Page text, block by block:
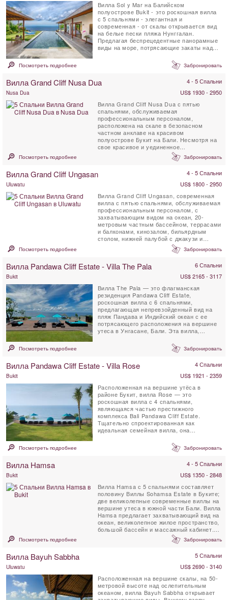
Вилла Sol y Mar на Балийском
полуострове Bukit - это роскошная вилла
с 5 спальнями - элегантная и
современная - от скалы открывается вид
на белые пески пляжа Нунггалан.
Предлагая беспрецедентные панорамные
виды на море, потрясающие закаты над
Посмотреть подробнее Забронировать
Вилла Grand Cliff Nusa Dua 4 - 5 Спальни
Nusa Dua
US$ 1930 - 2950
Вилла Grand Cliff Nusa Dua с пятью
спальнями, обслуживаемая
профессиональным персоналом,
расположена на скале в безопасном
частном анклаве на красивом
полуострове Букит на Бали. Несмотря на
свое красивое и уединенное
расположение, вилла находится всего в 5
Посмотреть подробнее Забронировать
Вилла Grand Cliff Ungasan 4 - 5 Спальни
Uluwatu
US$ 1800 - 2950
Вилла Grand Cliff Ungasan, современная
вилла с пятью спальнями, обслуживаемая
профессиональным персоналом, с
захватывающим видом на океан, 20-
метровым частным бассейном, террасами
и балконами, кинозалом, бильярдным
столом, нижней палубой с джакузи и
беседкой для отдыха. . Эта ...
Посмотреть подробнее Забронировать
Вилла Pandawa Cliff Estate - Villa The Pala 6 Спальни
Bukit
US$ 2165 - 3117
Вилла The Pala — это флагманская
резиденция Pandawa Cliff Estate,
роскошная вилла с 6 спальнями,
предлагающая непревзойденный вид на
пляж Пандава и Индийский океан с ее
потрясающего расположения на вершине
утеса в Унгасане, Бали. Эта вилла,
Посмотреть подробнее Забронировать
Вилла Pandawa Cliff Estate - Villa Rose 4 Спальни
Bukit
US$ 1921 - 2359
Расположенная на вершине утёса в
районе Букит, вилла Rose — это
роскошная вилла с 4 спальнями,
являющаяся частью престижного
комплекса Bali Pandawa Cliff Estate.
Тщательно спроектированная как
идеальная семейная вилла, она
Посмотреть подробнее Забронировать
Вилла Hamsa 4 - 5 Спальни
Bukit
US$ 1350 - 2848
Вилла Hamsa с 5 спальнями составляет
половину Виллы Sohamsa Estate в Буките;
две великолепные современные виллы на
вершине утеса в южной части Бали. Вилла
Hamsa предлагает захватывающий вид на
океан, великолепное жилое пространство,
большой бассейн и массажный кабинет.
Посмотреть подробнее Забронировать
Вилла Bayuh Sabbha 5 Спальни
Uluwatu
US$ 2690 - 3140
Расположенная на вершине скалы, на 50-
метровой высоте над ослепительным
океаном, вилла Bayuh Sabbha открывает